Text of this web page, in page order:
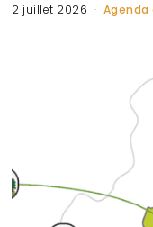
2 juillet 2026 Agenda